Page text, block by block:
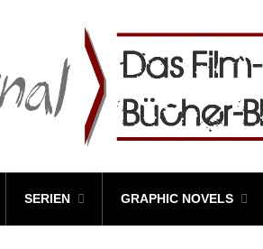
SERIEN GRAPHIC NOVELS